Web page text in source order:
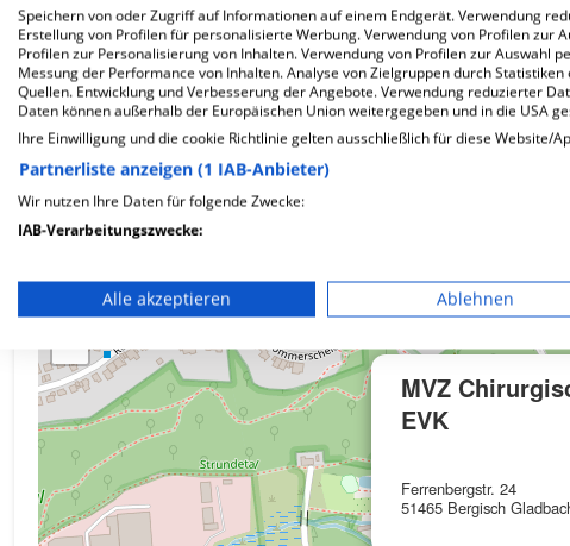
Wie ist die Telefonnummer von MVZ Chirurgische
Karte
MVZ
EVK
Ferrenbergstr. 24
51465 Bergisch
+
Speichern von oder Zugriff auf Informationen auf einem Endgerät. Verwendung
Erstellung von Profilen für personalisierte Werbung. Verwendung von Profilen zur
Profilen zur Personalisierung von Inhalten. Verwendung von Profilen zur Auswahl
Messung der Performance von Inhalten. Analyse von Zielgruppen durch
Quellen. Entwicklung und Verbesserung der Angebote. Verwendung reduzierter
Daten können außerhalb der Europäischen Union weitergegeben und in die USA
Ihre Einwilligung und die cookie Richtlinie gelten ausschließlich für diese Website/
Partnerliste anzeigen (1 IAB-Anbieter)
Wir nutzen Ihre Daten für folgende Zwecke:
IAB-Verarbeitungszwecke:
Verwendung reduzierter Daten zur Auswahl von Werbeanzeigen
Erstellung von Profilen für personalisierte Werbung
Verwendung von Profilen zur Auswahl personalisierter Werbung
Erstellung von Profilen zur Personalisierung von Inhalten
Verwendung von Profilen zur Auswahl personalisierter Inhalte
Alle akzeptieren Ablehnen